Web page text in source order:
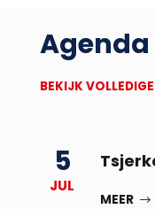
Agenda
BEKIJK
5
JUL
MEER